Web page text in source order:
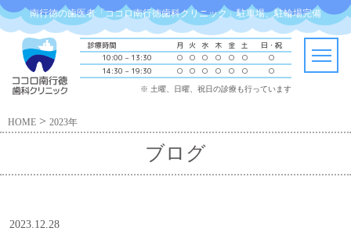
南行徳の歯医者「ココロ南行徳歯科クリニック」駐車場、駐輪場完備
診療時間 月 火 水 木 金 土
日・祝
10:00 – 13:30
○ ○ ○ ○ ○ ○
○
14:30 – 19:30
○ ○ ○ ○ ○ ○ ○
※ 土曜、日曜、祝日の診療も行っています
HOME > 2023年
ブログ
2023.12.28